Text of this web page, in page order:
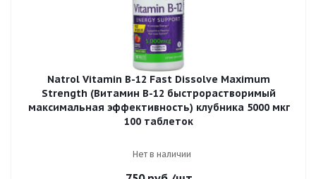
Natrol Vitamin B-12 Fast Dissolve Maximum
Strength (Витамин B-12 быстрорастворимый
максимальная эффективность) клубника 5000 мкг
100 таблеток
Нет в наличии